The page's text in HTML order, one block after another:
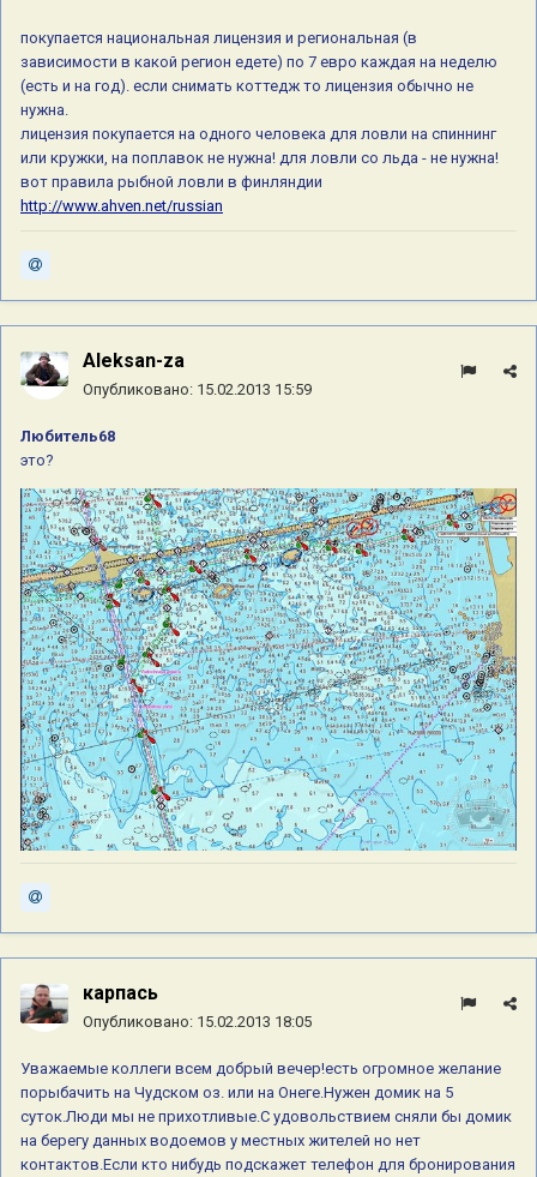
покупается национальная лицензия и региональная (в
зависимости в какой регион едете) по 7 евро каждая на неделю
(есть и на год). если снимать коттедж то лицензия обычно не
нужна.
лицензия покупается на одного человека для ловли на спиннинг
или кружки, на поплавок не нужна! для ловли со льда - не нужна!
вот правила рыбной ловли в финляндии
http://www.ahven.net/russian
Aleksan-za
Опубликовано: 15.02.2013 15:59
Любитель68
это?
карпась
Опубликовано: 15.02.2013 18:05
Уважаемые коллеги всем добрый вечер!есть огромное желание
порыбачить на Чудском оз. или на Онеге.Нужен домик на 5
суток.Люди мы не прихотливые.С удовольствием сняли бы домик
на берегу данных водоемов у местных жителей но нет
контактов.Если кто нибудь подскажет телефон для бронирования